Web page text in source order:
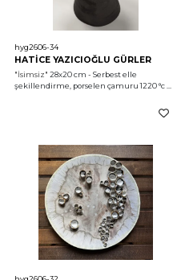
hyg2606-34
HATİCE YAZICIOĞLU GÜRLER
"İsimsiz" 28x20 cm - Serbest elle
şekillendirme, porselen çamuru 1220 °c